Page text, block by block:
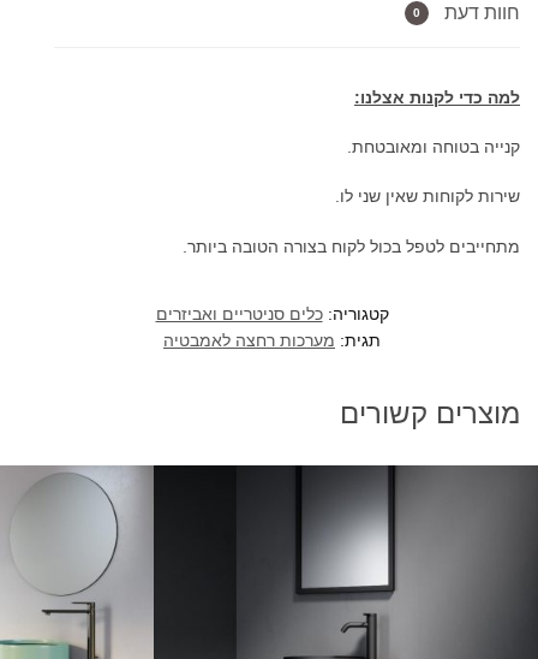
דרך
חוות דעת 0
למה כדי לקנות אצלנו:
קנייה בטוחה ומאובטחת.
שירות לקוחות שאין שני לו.
מתחייבים לטפל בכול לקוח בצורה הטובה ביותר.
קטגוריה:כלים סניטריים ואביזרים
תגית: מערכות רחצה לאמבטיה
מוצרים קשורים